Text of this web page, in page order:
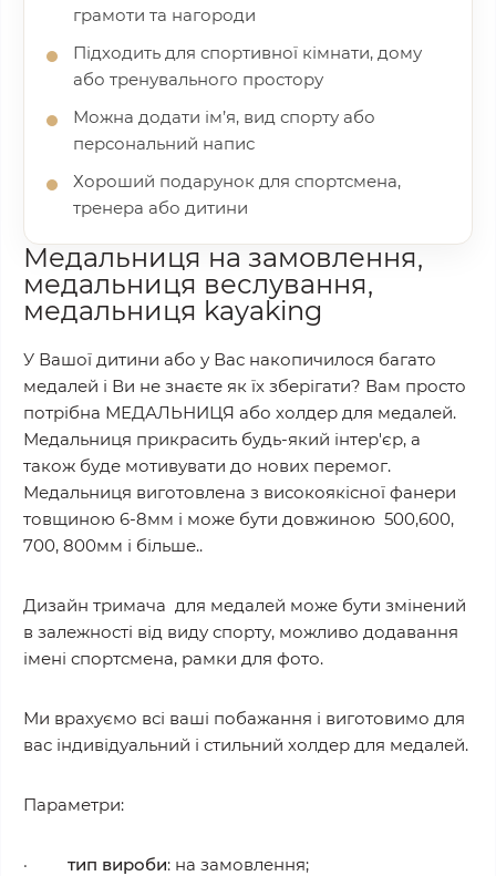
грамоти та нагороди
Підходить для спортивної кімнати, дому
або тренувального простору
Можна додати ім’я, вид спорту або
персональний напис
Хороший подарунок для спортсмена,
тренера або дитини
Медальниця на замовлення,
медальниця веслування,
медальниця kayaking
У Вашої дитини або у Вас накопичилося багато
медалей і Ви не знаєте як їх зберігати? Вам просто
потрібна МЕДАЛЬНИЦЯ або холдер для медалей.
Медальниця прикрасить будь-який інтер'єр, а
також буде мотивувати до нових перемог.
Медальниця виготовлена з високоякісної фанери
товщиною 6-8мм і може бути довжиною 500,600,
700, 800мм і більше..
Дизайн тримача для медалей може бути змінений
в залежності від виду спорту, можливо додавання
імені спортсмена, рамки для фото.
Ми врахуємо всі ваші побажання і виготовимо для
вас індивідуальний і стильний холдер для медалей.
Параметри:
· тип вироби: на замовлення;